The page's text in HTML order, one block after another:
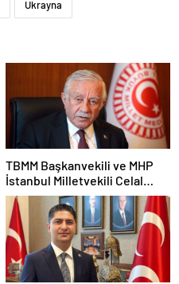
Ukrayna
TBMM Başkanvekili ve MHP
İstanbul Milletvekili Celal
Adan: Kan ve kin devri
kapanmıştır